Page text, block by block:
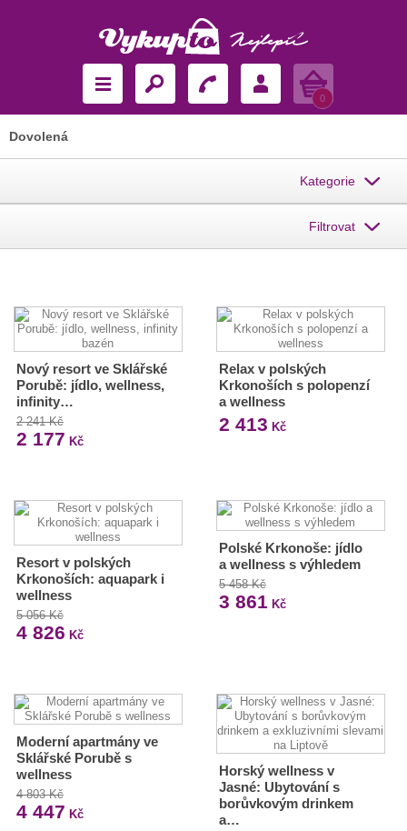
Košík
0
Dovolená
Kategorie
Filtrovat
Nový resort ve Sklářské
Porubě: jídlo, wellness,
infinity…
2 241 Kč
2 177 Kč
Relax v polských
Krkonoších s polopenzí
a wellness
2 413 Kč
Resort v polských
Krkonoších: aquapark i
wellness
5 056 Kč
4 826 Kč
Polské Krkonoše: jídlo
a wellness s výhledem
5 458 Kč
3 861 Kč
Moderní apartmány ve
Sklářské Porubě s
wellness
4 803 Kč
4 447 Kč
Horský wellness v
Jasné: Ubytování s
borůvkovým drinkem
a…